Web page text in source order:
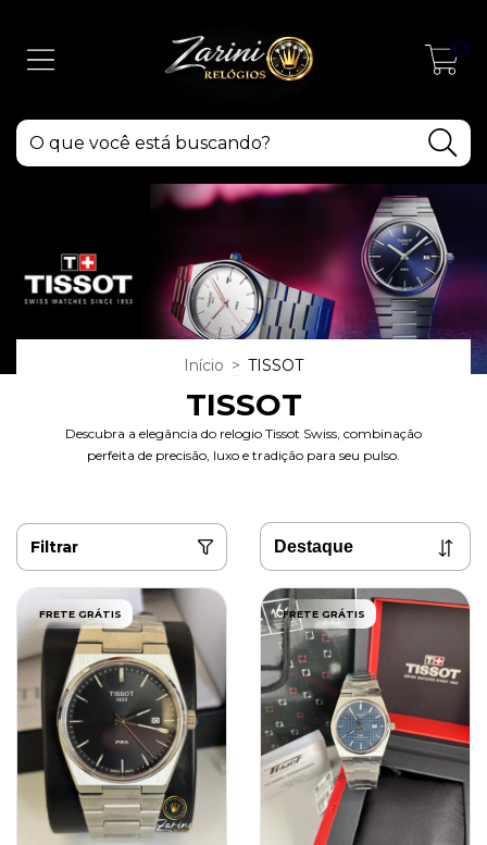
0
Início > TISSOT
TISSOT
Descubra a elegância do relogio Tissot Swiss, combinação
perfeita de precisão, luxo e tradição para seu pulso.
Filtrar
FRETE GRÁTIS FRETE GRÁTIS